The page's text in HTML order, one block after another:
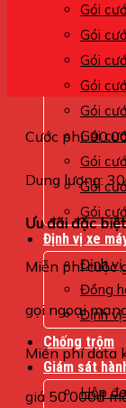
Gói
Gói
Gói
Gói
Gói
Gói
Gói
Gói
Gói
Định vị xe
Định vị
Đồng
Định vị
Chống trộm
Giám sát
Hộp
Cước phí:
Dung lượng:
Ưu đãi đặc
Miễn phí cuộc
gọi ngoại
Miễn phí data
giá 50.000đ